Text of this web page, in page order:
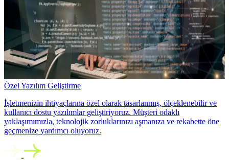
Özel Yazılım Geliştirme
İşletmenizin ihtiyaçlarına özel olarak tasarlanmış, ölçeklenebilir ve
kullanıcı dostu yazılımlar geliştiriyoruz. Müşteri odaklı
yaklaşımımızla, teknolojik zorluklarınızı aşmanıza ve rekabette öne
geçmenize yardımcı oluyoruz.